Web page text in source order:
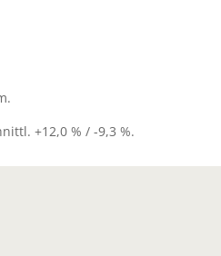
+12,0 % / -9,3 %.